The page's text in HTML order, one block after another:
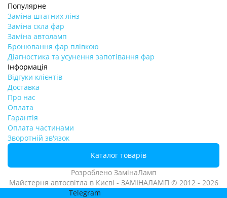
Популярне
Заміна штатних лінз
Заміна скла фар
Заміна автоламп
Бронювання фар плівкою
Діагностика та усунення запотівання фар
Інформація
Відгуки клієнтів
Доставка
Про нас
Оплата
Гарантія
Оплата частинами
Зворотній зв'язок
Каталог товарів
Розроблено ЗамінаЛамп
Майстерня автосвітла в Києві - ЗАМІНАЛАМП © 2012 - 2026
Telegram